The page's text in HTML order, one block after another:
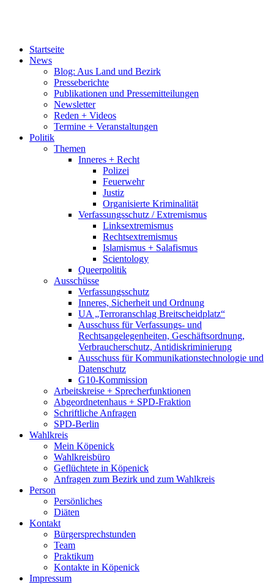
Startseite
News
Blog: Aus Land und Bezirk
Presseberichte
Publikationen und Pressemitteilungen
Newsletter
Reden + Videos
Termine + Veranstaltungen
Politik
Themen
Inneres + Recht
Polizei
Feuerwehr
Justiz
Organisierte Kriminalität
Verfassungsschutz / Extremismus
Linksextremismus
Rechtsextremismus
Islamismus + Salafismus
Scientology
Queerpolitik
Ausschüsse
Verfassungsschutz
Inneres, Sicherheit und Ordnung
UA „Terroranschlag Breitscheidplatz“
Ausschuss für Verfassungs- und
Rechtsangelegenheiten, Geschäftsordnung,
Verbraucherschutz, Antidiskriminierung
Ausschuss für Kommunikationstechnologie und
Datenschutz
G10-Kommission
Arbeitskreise + Sprecherfunktionen
Abgeordnetenhaus + SPD-Fraktion
Schriftliche Anfragen
SPD-Berlin
Wahlkreis
Mein Köpenick
Wahlkreisbüro
Geflüchtete in Köpenick
Anfragen zum Bezirk und zum Wahlkreis
Person
Persönliches
Diäten
Kontakt
Bürgersprechstunden
Team
Praktikum
Kontakte in Köpenick
Impressum